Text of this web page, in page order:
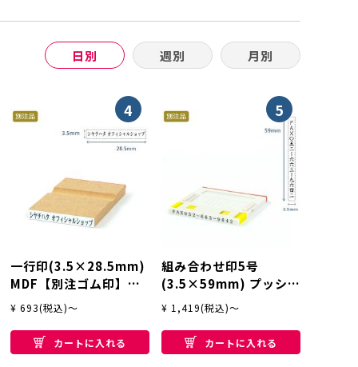
日別 週別 月別
4
一行印(3.5×28.5mm)
MDF【別注ゴム印】ヨ
コ型
¥ 693(税込)～
カートに入れる
5
組み合わせ印5号
(3.5×59mm) プッシュ
オフ【別注ゴム印】タ
¥ 1,419(税込)～
カートに入れる